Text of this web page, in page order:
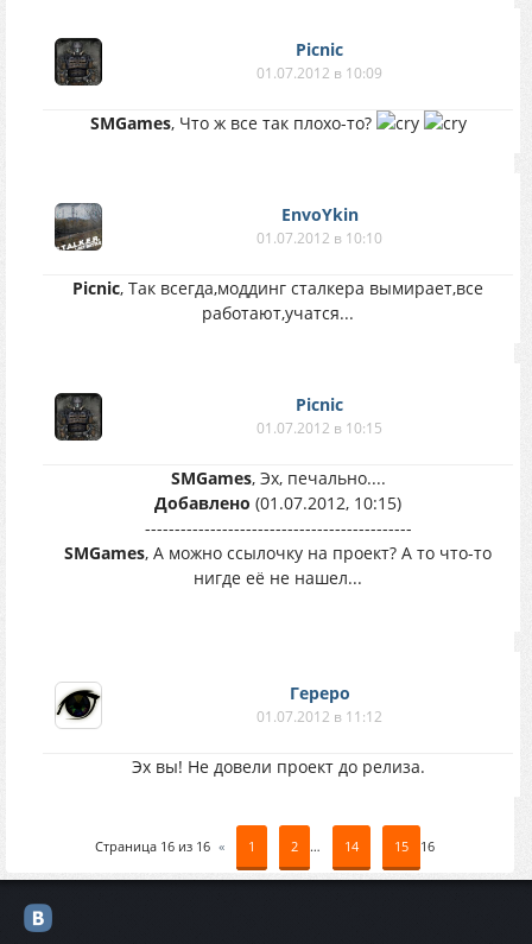
Picnic
01.07.2012 в 10:09
SMGames, Что ж все так плохо-то?
EnvoYkin
01.07.2012 в 10:10
Picnic, Так всегда,моддинг сталкера вымирает,все
работают,учатся...
Picnic
01.07.2012 в 10:15
SMGames, Эх, печально....
Добавлено (01.07.2012, 10:15)
---------------------------------------------
SMGames, А можно ссылочку на проект? А то что-то
нигде её не нашел...
Гереро
01.07.2012 в 11:12
Эх вы! Не довели проект до релиза.
Страница 16из 16 « 1 2 … 14 15 16